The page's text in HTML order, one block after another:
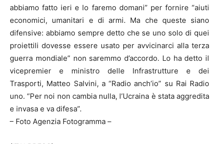
abbiamo fatto ieri e lo faremo domani” per fornire “aiuti
economici, umanitari e di armi. Ma che queste siano
difensive: abbiamo sempre detto che se uno solo di quei
proiettili dovesse essere usato per avvicinarci alla terza
guerra mondiale” non saremmo d’accordo. Lo ha detto il
vicepremier e ministro delle Infrastrutture e dei
Trasporti, Matteo Salvini, a “Radio anch’io” su Rai Radio
uno. “Per noi non cambia nulla, l’Ucraina è stata aggredita
e invasa e va difesa”.
– Foto Agenzia Fotogramma –